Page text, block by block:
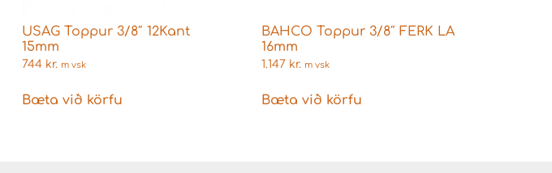
USAG Toppur 3/8″ 12Kant
15mm
744 kr. m vsk
Bæta við körfu
BAHCO Toppur 3/8″ FERK LA
16mm
1.147 kr. m vsk
Bæta við körfu